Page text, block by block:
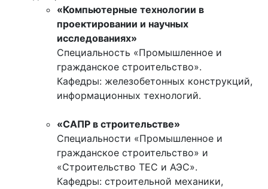
«Компьютерные технологии в
проектировании и научных
исследованиях»
Специальность «Промышленное и
гражданское строительство».
Кафедры: железобетонных конструкций,
информационных технологий.
«САПР в строительстве»
Специальности «Промышленное и
гражданское строительство» и
«Строительство ТЕС и АЭС».
Кафедры: строительной механики,